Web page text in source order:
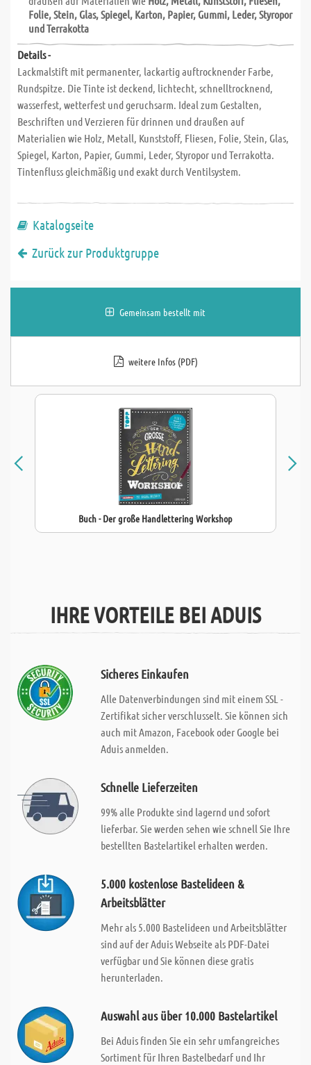
Folie, Stein, Glas, Spiegel, Karton, Papier, Gummi, Leder, Styropor
und Terrakotta
Details -
Lackmalstift mit permanenter, lackartig auftrocknender Farbe,
Rundspitze. Die Tinte ist deckend, lichtecht, schnelltrocknend,
wasserfest, wetterfest und geruchsarm. Ideal zum Gestalten,
Beschriften und Verzieren für drinnen und draußen auf
Materialien wie Holz, Metall, Kunststoff, Fliesen, Folie, Stein, Glas,
Spiegel, Karton, Papier, Gummi, Leder, Styropor und Terrakotta.
Tintenfluss gleichmäßig und exakt durch Ventilsystem.
Katalogseite
Zurück zur Produktgruppe
Gemeinsam bestellt mit
weitere Infos (PDF)
Buch - Der große Handlettering Workshop
IHRE VORTEILE BEI ADUIS
Sicheres Einkaufen
Alle Datenverbindungen sind mit einem SSL -
Zertifikat sicher verschlusselt. Sie können sich
auch mit Amazon, Facebook oder Google bei
Aduis anmelden.
Schnelle Lieferzeiten
99% alle Produkte sind lagernd und sofort
lieferbar. Sie werden sehen wie schnell Sie Ihre
bestellten Bastelartikel erhalten werden.
5.000 kostenlose Bastelideen &
Arbeitsblätter
Mehr als 5.000 Bastelideen und Arbeitsblätter
sind auf der Aduis Webseite als PDF-Datei
verfügbar und Sie können diese gratis
herunterladen.
Auswahl aus über 10.000 Bastelartikel
Bei Aduis finden Sie ein sehr umfangreiches
Sortiment für Ihren Bastelbedarf und Ihr